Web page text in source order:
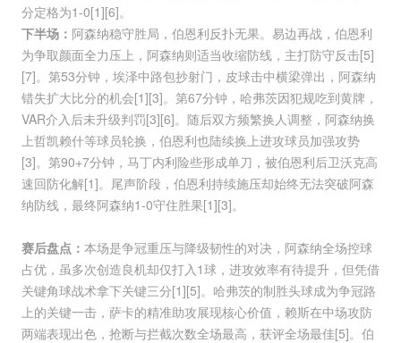
分定格为1-0[1][6]。
下半场： 阿森纳稳守胜局，伯恩利反扑无果。易边再战，伯恩利
为争取颜面全力压上，阿森纳则适当收缩防线，主打防守反击[5]
[7]。第53分钟，埃泽中路包抄射门，皮球击中横梁弹出，阿森纳
错失扩大比分的机会[1][3]。第67分钟，哈弗茨因犯规吃到黄牌，
VAR介入后未升级判罚[3][6]。随后双方频繁换人调整，阿森纳换
上哲凯赖什等球员轮换，伯恩利也陆续换上进攻球员加强攻势
[3]。第90+7分钟，马丁内利险些形成单刀，被伯恩利后卫沃克高
速回防化解[1]。尾声阶段，伯恩利持续施压却始终无法突破阿森
纳防线，最终阿森纳1-0守住胜果[1][3]。
赛后盘点： 本场是争冠重压与降级韧性的对决，阿森纳全场控球
占优，虽多次创造良机却仅打入1球，进攻效率有待提升，但凭借
关键角球战术拿下关键三分[1][5]。哈弗茨的制胜头球成为争冠路
上的关键一击，萨卡的精准助攻展现核心价值，赖斯在中场攻防
两端表现出色，抢断与拦截次数全场最高，获评全场最佳[5]。伯